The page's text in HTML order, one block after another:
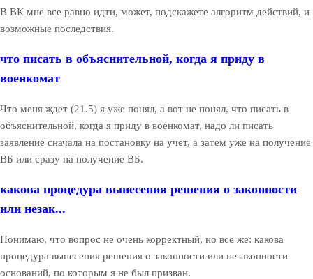
В ВК мне все равно идти, может, подскажете алгоритм действий, и
возможные последствия.
что писать в объяснительной, когда я приду в
военкомат
Что меня ждет (21.5) я уже понял, а вот не понял, что писать в
объяснительной, когда я приду в военкомат, надо ли писать
заявление сначала на постановку на учет, а затем уже на получение
ВБ или сразу на получение ВБ.
какова процедура вынесения решения о законности
или незак...
Понимаю, что вопрос не очень корректный, но все же: какова
процедура вынесения решения о законности или незаконности
оснований, по которым я не был призван.